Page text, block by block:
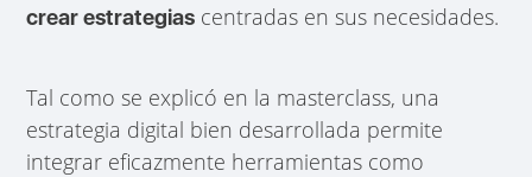
crear estrategias centradas en sus necesidades.
Tal como se explicó en la masterclass, una
estrategia digital bien desarrollada permite
integrar eficazmente herramientas como